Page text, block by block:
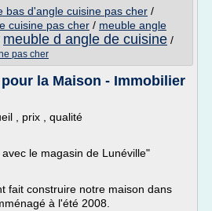
bas d'angle cuisine pas cher /
cuisine pas cher / meuble angle
meuble d angle de cuisine /
pas cher
la Maison - Immobilier
, prix , qualité
le magasin de Lunéville"
fait construire notre maison dans
à l'été 2008.